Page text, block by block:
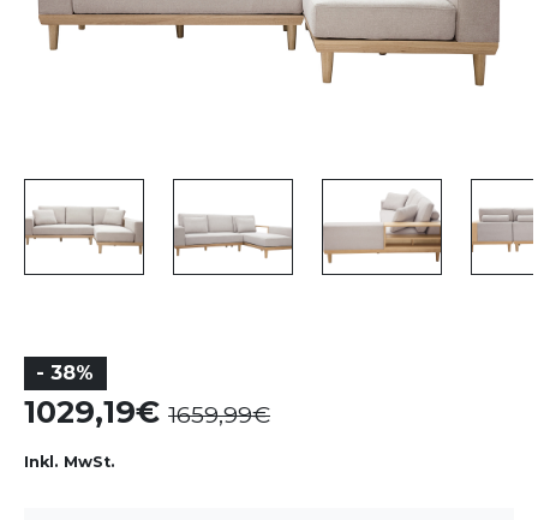
- 38%
1029,19 1659,99
Inkl. MwSt.